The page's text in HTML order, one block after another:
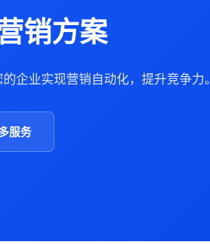
销方案
企业实现营销自动化，提升竞争力。
服务